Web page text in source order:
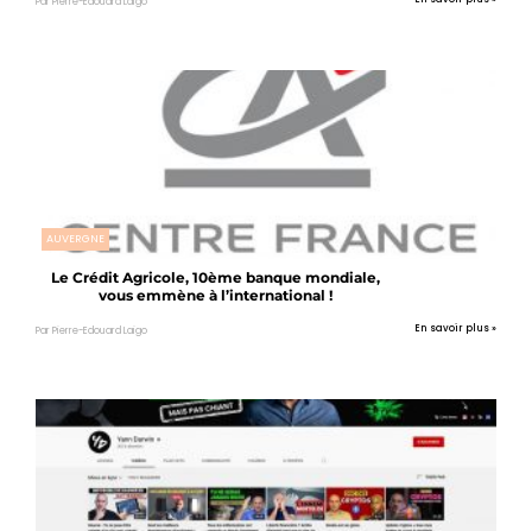
AUVERGNE
Le Crédit Agricole, 10ème banque mondiale,
vous emmène à l’international !
Par Pierre-Edouard Laigo En savoir plus »